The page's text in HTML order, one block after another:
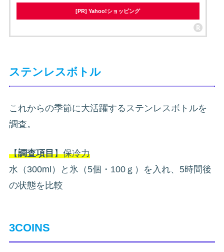
[PR] Yahoo!ショッピング
ステンレスボトル
これからの季節に大活躍するステンレスボトルを
調査。
【調査項目】保冷力
水（300ml）と氷（5個・100ｇ）を入れ、5時間後
の状態を比較
3COINS